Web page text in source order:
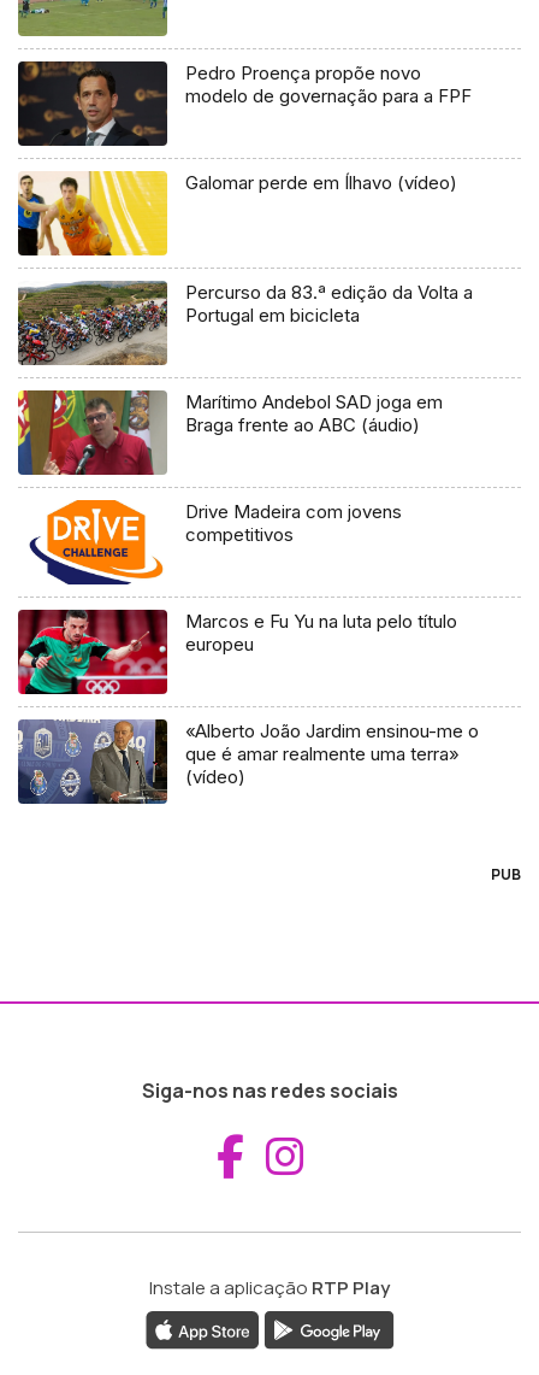
Pedro Proença propõe novo
modelo de governação para a FPF
Galomar perde em Ílhavo (vídeo)
Percurso da 83.ª edição da Volta a
Portugal em bicicleta
Marítimo Andebol SAD joga em
Braga frente ao ABC (áudio)
Drive Madeira com jovens
competitivos
Marcos e Fu Yu na luta pelo título
europeu
«Alberto João Jardim ensinou-me o
que é amar realmente uma terra»
(vídeo)
PUB
Siga-nos nas redes sociais
Aceder ao
Instale a aplicação RTP Play